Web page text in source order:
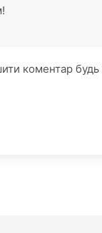
коментар будь